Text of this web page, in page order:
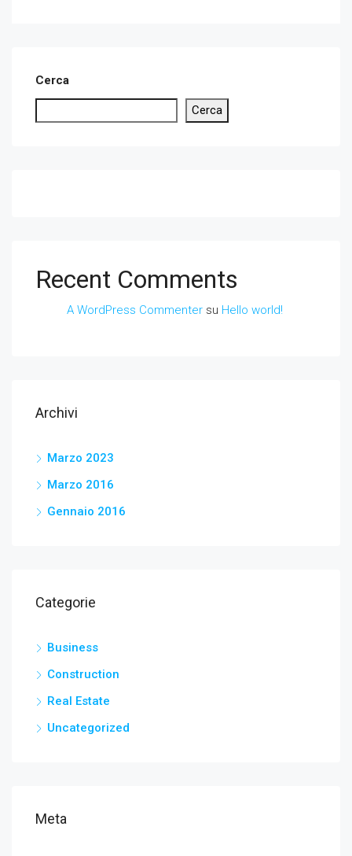
Cerca
Cerca
Recent Comments
A WordPress Commenter su Hello world!
Archivi
Marzo 2023
Marzo 2016
Gennaio 2016
Categorie
Business
Construction
Real Estate
Uncategorized
Meta